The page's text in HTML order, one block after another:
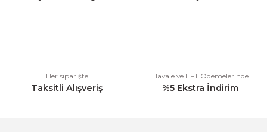
Ürün bilgilerinde hatalar bulunuyor.
Her siparişte
Taksitli Alışveriş
Havale ve EFT Ödemelerinde
%5 Ekstra İndirim